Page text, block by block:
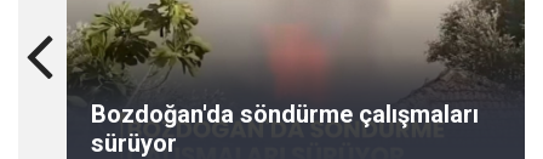
Bozdoğan'da söndürme çalışmaları
sürüyor